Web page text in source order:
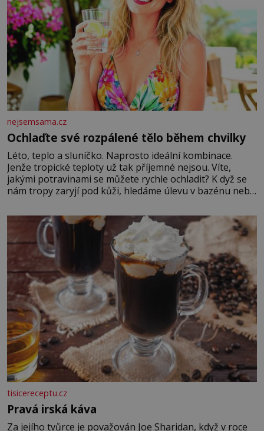
nejsemsama.cz
Ochlaďte své rozpálené tělo během chvilky
Léto, teplo a sluníčko. Naprosto ideální kombinace.
Jenže tropické teploty už tak příjemné nejsou. Víte,
jakými potravinami se můžete rychle ochladit? K dyž se
nám tropy zaryjí pod kůži, hledáme úlevu v bazénu nebo
blízkosti. Nemusíte však zoufat. Pokud budete mít
promyšlený jídelníček, žadné pařáky si na vás
tisicereceptu.cz
Pravá irská káva
Za jejího tvůrce je považován Joe Sharidan, když v roce